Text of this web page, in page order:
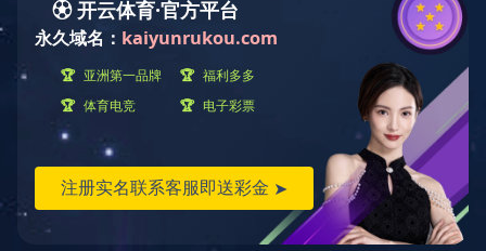
开云（中国）